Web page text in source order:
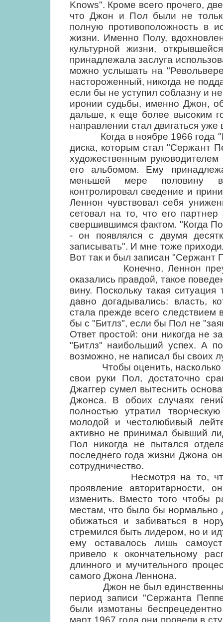
Knows". Кроме всего прочего,
что Джон и Пол были не
полную противоположность в
жизни. Именно Полу,
культурной жизни,
принадлежала заслуга
можно услышать на
настороженный, никогда не
если бы не уступил соблазну и
иронии судьбы, именно Джон,
дальше, к еще более высоким
направлении стал двигаться уже
Когда в ноябре 1966 года
диска, которым стал "Сержант
художественным
его альбомом. Ему
меньшей мере половину
контролировал сведение и
Леннон чувствовал себя
сетовал на то, что его партнер
свершившимся фактом. "Когда
- он появлялся с двумя
записывать". И мне тоже
Вот так и был записан "Сержант
Конечно, Леннон
оказались правдой, такое
вину. Поскольку такая
давно догадывались: власть,
стала прежде всего
бы с "Битлз", если бы Пол не
Ответ простой: они никогда не
"Битлз" наибольший успех. А
возможно, не написал бы своих
Чтобы оценить, насколько
свои руки Пол, достаточно
Джаггер сумел вытеснить
Джонса. В обоих случаях
полностью утратил
молодой и честолюбивый
активно не принимал бывший
Пол никогда не пытался
последнего года жизни Джона
сотрудничество.
Несмотря на то, что
проявление авторитарности,
изменить. Вместо того чтобы
местам, что было бы нормально
обижаться и забиваться в
стремился быть лидером, но и
ему оставалось лишь
привело к окончательному
длинного и мучительного
самого Джона Леннона.
Джон не был единственным
период записи "Сержанта
были измотаны
март 1967 года они провели в